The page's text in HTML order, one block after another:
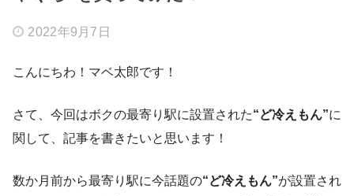
2022年9月7日
こんにちわ！マベ太郎です！
さて、今回はボクの最寄り駅に設置された“ど冷えもん”に
関して、記事を書きたいと思います！
数か月前から最寄り駅に今話題の“ど冷えもん”が設置され